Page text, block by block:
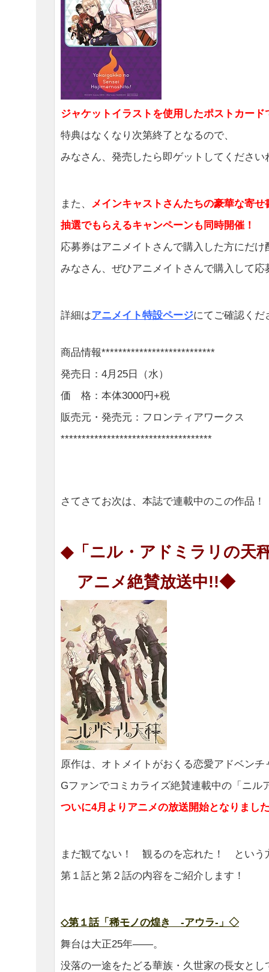
ジャケットイラストを使用したポストカード
特典はなくなり次第終了となるので、
みなさん、発売したら即ゲットしてくださ
また、 メインキャストさんたちの豪華な寄せ
抽選でもらえるキャンペーンも同時開催！
応募券はアニメイトさんで購入した方にだけ
みなさん、ぜひアニメイトさんで購入して応
詳細はアニメイト特設ページにてご確認くだ
商品情報***************************
発売日：4月25日（水）
価 格：本体3000円+税
販売元・発売元：フロンティアワークス
************************************
さてさてお次は、本誌で連載中のこの作品！
◆「ニル・アドミラリの天
アニメ絶賛放送中!!◆
原作は、オトメイトがおくる恋愛アドベンチ
Gファンでコミカライズ絶賛連載中の「ニル
ついに4月よりアニメの放送開始となりまし
まだ観てない！ 観るのを忘れた！ という
第１話と第２話の内容をご紹介します！
◇第１話「稀モノの煌き -アウラ-」◇
舞台は大正25年――。
没落の一途をたどる華族・久世家の長女とし